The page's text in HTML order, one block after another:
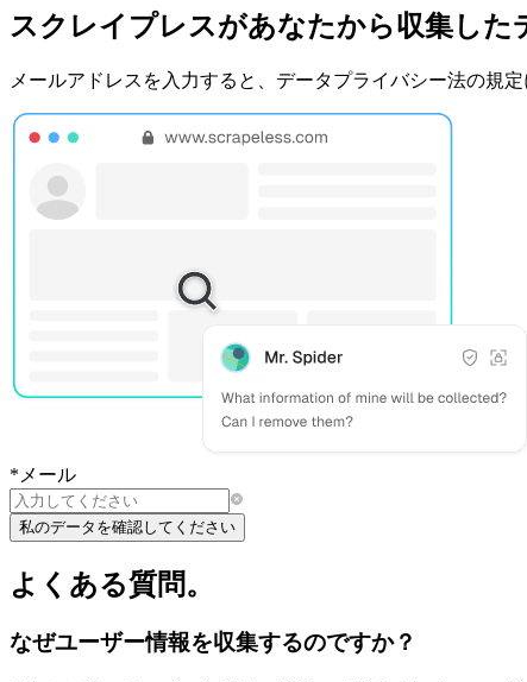
スクレイプレスがあなたから収集した
メールアドレスを入力すると、データプライバシー法の規
* メール
私のデータを確認してください
よくある質問。
なぜユーザー情報を収集するのですか？